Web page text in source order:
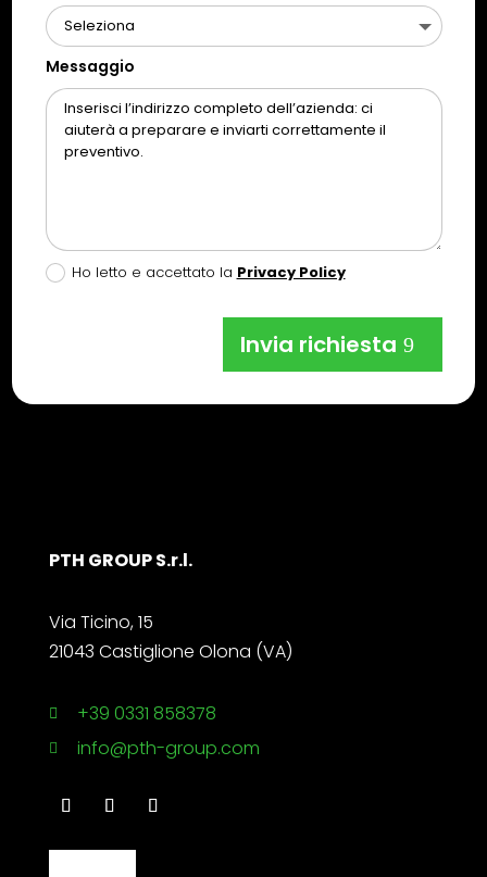
Messaggio
Ho letto e accettato la Privacy Policy
Invia richiesta
PTH GROUP S.r.l.
Via Ticino, 15
21043 Castiglione Olona (VA)
 +39 0331 858378
 info@pth-group.com